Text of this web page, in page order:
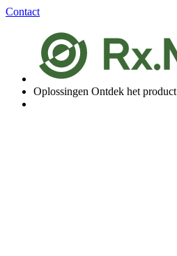
Contact
Oplossingen Ontdek het product